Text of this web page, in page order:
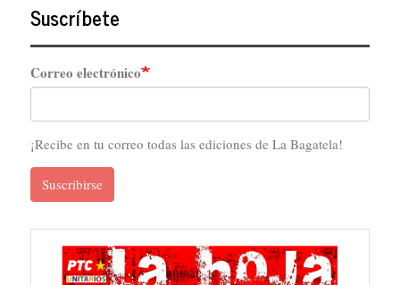
Suscríbete
Correo electrónico
¡Recibe en tu correo todas las ediciones de La Bagatela!
Suscribirse